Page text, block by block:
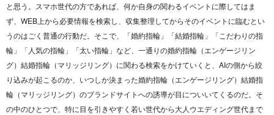
と思う。スマホ世代の方であれば、何か自身の関わるイベントに際してはま
ず、WEB上から必要情報を検索し、収集整理してからそのイベントに臨むとい
うのはごく普通の行動だ。そこで、「婚約指輪」「結婚指輪」「こだわりの指
輪」「人気の指輪」「太い指輪」など、一通りの婚約指輪（エンゲージリン
グ）結婚指輪（マリッジリング）に関わる検索をかけていくと、AIの側から絞
り込みが起こるのか、いつしか決まった婚約指輪（エンゲージリング）結婚指
輪（マリッジリング）のブランドサイトへの誘導が目についいてくるのだ。そ
の中のひとつで、特に目を引きやすく若い世代から大人ウエディング世代まで